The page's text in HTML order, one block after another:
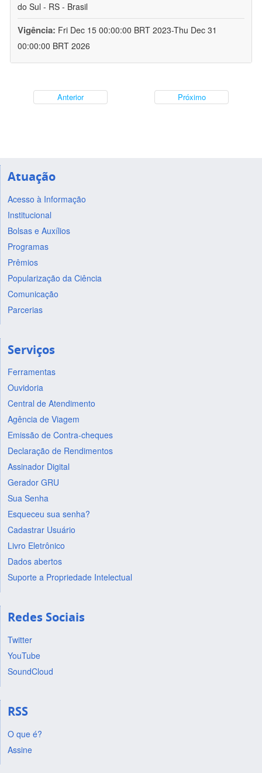
do Sul - RS - Brasil
Vigência: Fri Dec 15 00:00:00 BRT 2023-Thu Dec 31
00:00:00 BRT 2026
Anterior Próximo
Atuação
Acesso à Informação
Institucional
Bolsas e Auxílios
Programas
Prêmios
Popularização da Ciência
Comunicação
Parcerias
Serviços
Ferramentas
Ouvidoria
Central de Atendimento
Agência de Viagem
Emissão de Contra-cheques
Declaração de Rendimentos
Assinador Digital
Gerador GRU
Sua Senha
Esqueceu sua senha?
Cadastrar Usuário
Livro Eletrônico
Dados abertos
Suporte a Propriedade Intelectual
Redes Sociais
Twitter
YouTube
SoundCloud
RSS
O que é?
Assine